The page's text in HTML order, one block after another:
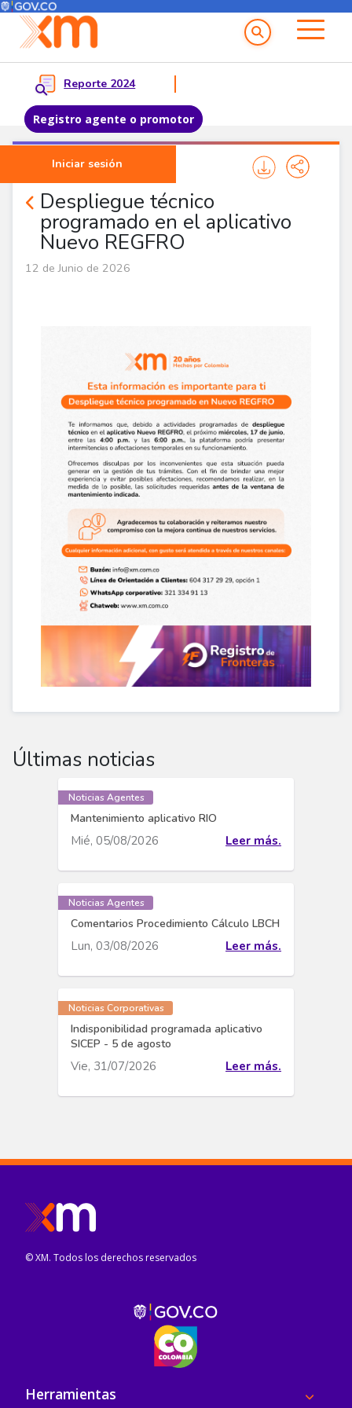
Pasar al contenido principal
Menú del Usuario
Reporte 2024
Registro agente o promotor
Iniciar sesión
Menu principal
Despliegue técnico
programado en el aplicativo
Nuevo REGFRO
Noticias Agentes
12 de Junio de 2026
Últimas noticias
Noticias Agentes
Mantenimiento aplicativo RIO
Mié, 05/08/2026 Leer más.
Noticias Agentes
Comentarios Procedimiento Cálculo LBCH
Lun, 03/08/2026 Leer más.
Noticias Corporativas
Indisponibilidad programada aplicativo
SICEP - 5 de agosto
Vie, 31/07/2026 Leer más.
© XM. Todos los derechos reservados
Pie de página
Herramientas